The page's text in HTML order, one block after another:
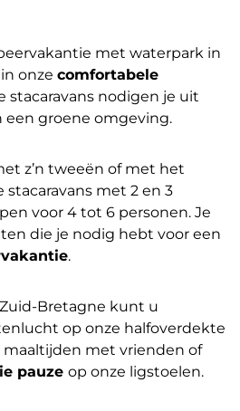
met waterpark in
onze comfortabele
stacaravans nodigen je uit
groene omgeving.
z’n tweeën of met het
stacaravans met 2 en 3
voor 4 tot 6 personen. Je
die je nodig hebt voor een
.
Bretagne kunt u
op onze halfoverdekte
maaltijden met vrienden of
pauze op onze ligstoelen.